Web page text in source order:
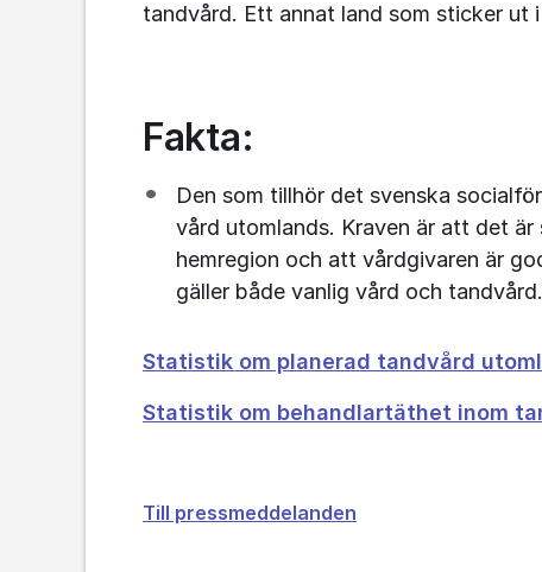
tandvård. Ett annat land som sticker ut
Fakta:
Den som tillhör det svenska
vård utomlands. Kraven är att det
hemregion och att vårdgivaren är
gäller både vanlig vård och tandvård.
Statistik om planerad tandvård
Statistik om behandlartäthet inom
Till pressmeddelanden